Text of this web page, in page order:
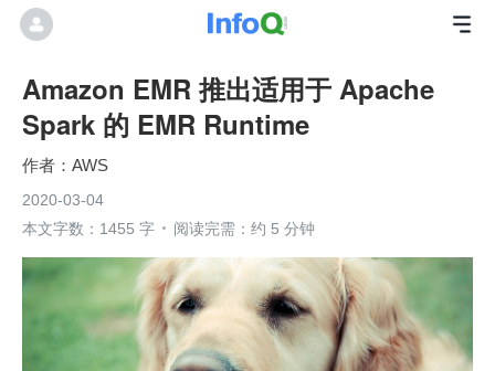
Amazon EMR 推出适用于 Apache
Spark 的 EMR Runtime
AWS
2020-03-04
本文字数：1455 字
阅读完需：约 5 分钟